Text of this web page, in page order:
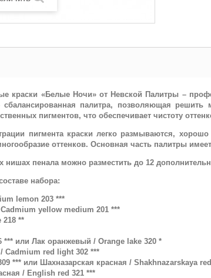
краски «Белые Ночи» от Невской Палитры –
палитра, позволяющая решить
пигментов, что обеспечивает чистоту
пигмента краски легко размываются,
оттенков. Основная часть палитры
нишах пенала можно разместить до 12
набора:
lemon 203 ***
yellow medium 201 ***
218 **
*** или Лак оранжевый / Orange lake 320 *
Cadmium red light 302 ***
*** или Шахназарская красная / Shakhnazarskaya
/ English red 321 ***